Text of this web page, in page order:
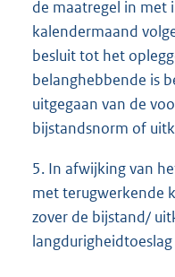
de maatregel in met
kalendermaand
besluit tot het
belanghebbende is
uitgegaan van de
bijstandsnorm of
5. In afwijking van
met terugwerkende
zover de bijstand/